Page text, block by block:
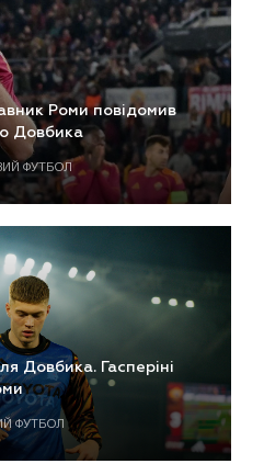
Роми повідомив
Довбика
ФУТБОЛ
Довбика. Гасперіні
ФУТБОЛ